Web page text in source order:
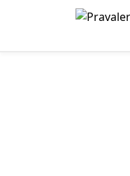
Pular para o conteúdo